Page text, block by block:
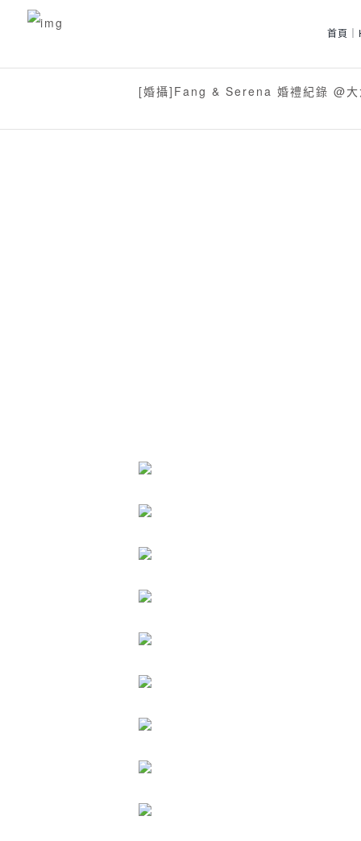
首頁
[婚攝]Fang & Serena 婚禮紀錄 @大